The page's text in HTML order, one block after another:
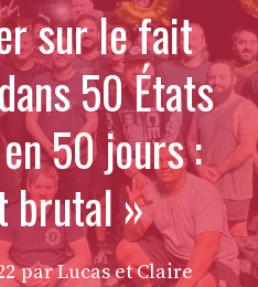
sur le fait
50 États
50 jours :
brutal »
par Lucas et Claire